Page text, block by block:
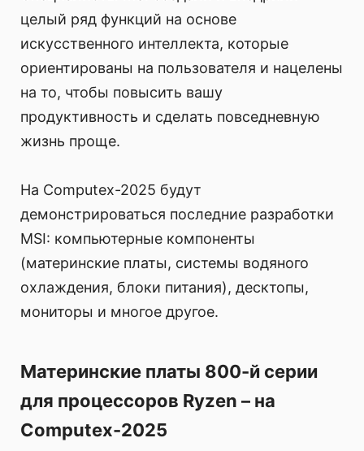
целый ряд функций на основе
искусственного интеллекта, которые
ориентированы на пользователя и нацелены
на то, чтобы повысить вашу
продуктивность и сделать повседневную
жизнь проще.
На Computex-2025 будут
демонстрироваться последние разработки
MSI: компьютерные компоненты
(материнские платы, системы водяного
охлаждения, блоки питания), десктопы,
мониторы и многое другое.
Материнские платы 800-й серии
для процессоров Ryzen – на
Computex-2025